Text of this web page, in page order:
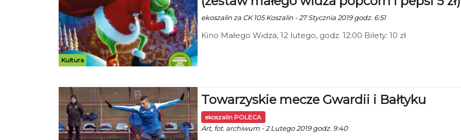
Kultura
ekoszalin za CK 105 Koszalin - 27 Stycznia 2019 godz. 6:51
Kino Małego Widza, 12 lutego, godz. 12:00 Bilety: 10 zł
Towarzyskie mecze Gwardii i Bałtyku
ekoszalin POLECA
Art, fot. archiwum - 2 Lutego 2019 godz. 9:40